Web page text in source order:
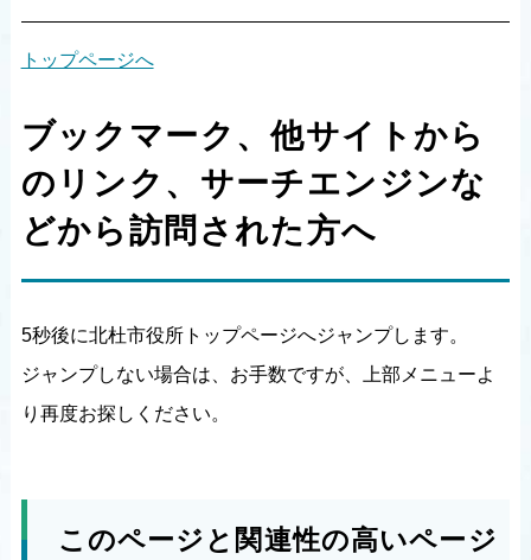
トップページへ
ブックマーク、他サイトから
のリンク、サーチエンジンな
どから訪問された方へ
5秒後に北杜市役所トップページへジャンプします。
ジャンプしない場合は、お手数ですが、上部メニューよ
り再度お探しください。
このページと関連性の高いページ